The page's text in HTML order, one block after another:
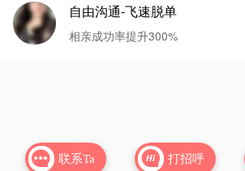
自由沟通-飞速脱单
相亲成功率提升300%
 